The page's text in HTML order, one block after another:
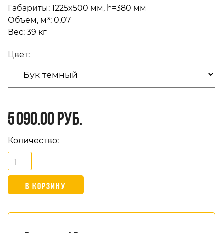
Габариты: 1225x500 мм, h=380 мм
Объём, м³: 0,07
Вес: 39 кг
Цвет:
5 090.00 руб.
Количество: